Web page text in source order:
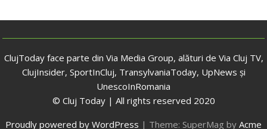
ClujToday face parte din Via Media Group, alături de Via Cluj TV,
ClujInsider, SportInCluj, TransylvaniaToday, UpNews și
UnescoInRomania
© Cluj Today | All rights reserved 2020
Proudly powered by WordPress | Theme: SuperMag by Acme